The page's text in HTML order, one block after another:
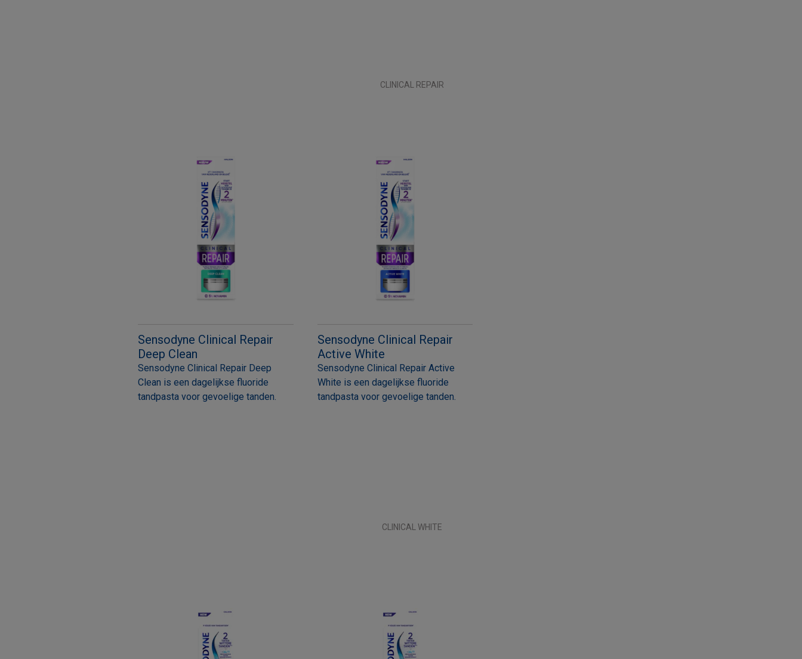
CLINICAL REPAIR
Sensodyne Clinical Repair
Deep Clean
Sensodyne Clinical Repair Deep
Clean is een dagelijkse fluoride
tandpasta voor gevoelige tanden.
Sensodyne Clinical Repair
Active White
Sensodyne Clinical Repair Active
White is een dagelijkse fluoride
tandpasta voor gevoelige tanden.
CLINICAL WHITE